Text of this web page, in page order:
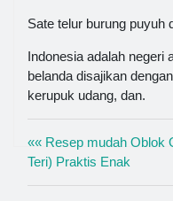
Sate telur burung puyuh
Indonesia adalah negeri
belanda disajikan
kerupuk udang, dan.
«« Resep mudah Oblok
Teri) Praktis Enak